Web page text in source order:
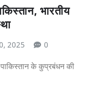
भारतीय
2025 0
पाकिस्तान के कुप्रबंधन की